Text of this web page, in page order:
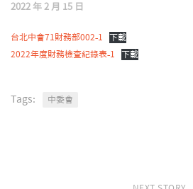
2022 年 2 月 15 日
台北中會71財務部002-1
下載
2022年度財務檢查紀錄表-1
下載
Tags: 中委會